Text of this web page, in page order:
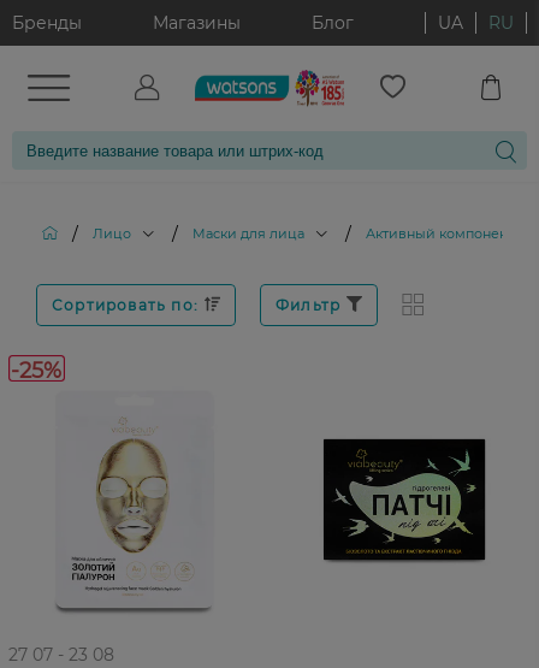
Бренды Магазины Блог UA RU
/ Лицо / Маски для лица / Активный компонент:
Сортировать по: Фильтр
-25%
27 07 - 23 08